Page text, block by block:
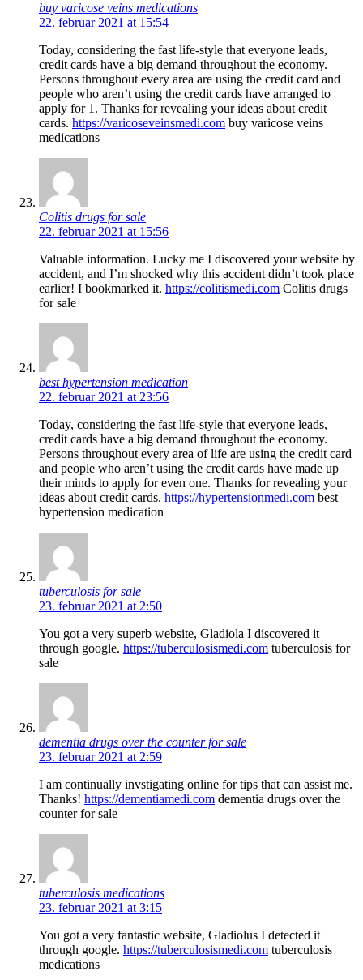
buy varicose veins medications
22. februar 2021 at 15:54
Today, considering the fast life-style that everyone leads,
credit cards have a big demand throughout the economy.
Persons throughout every area are using the credit card and
people who aren’t using the credit cards have arranged to
apply for 1. Thanks for revealing your ideas about credit
cards. https://varicoseveinsmedi.com buy varicose veins
medications
Colitis drugs for sale
22. februar 2021 at 15:56
Valuable information. Lucky me I discovered your website by
accident, and I’m shocked why this accident didn’t took place
earlier! I bookmarked it. https://colitismedi.com Colitis drugs
for sale
best hypertension medication
22. februar 2021 at 23:56
Today, considering the fast life-style that everyone leads,
credit cards have a big demand throughout the economy.
Persons throughout every area of life are using the credit card
and people who aren’t using the credit cards have made up
their minds to apply for even one. Thanks for revealing your
ideas about credit cards. https://hypertensionmedi.com best
hypertension medication
tuberculosis for sale
23. februar 2021 at 2:50
You got a very superb website, Gladiola I discovered it
through google. https://tuberculosismedi.com tuberculosis for
sale
dementia drugs over the counter for sale
23. februar 2021 at 2:59
I am continually invstigating online for tips that can assist me.
Thanks! https://dementiamedi.com dementia drugs over the
counter for sale
tuberculosis medications
23. februar 2021 at 3:15
You got a very fantastic website, Gladiolus I detected it
through google. https://tuberculosismedi.com tuberculosis
medications